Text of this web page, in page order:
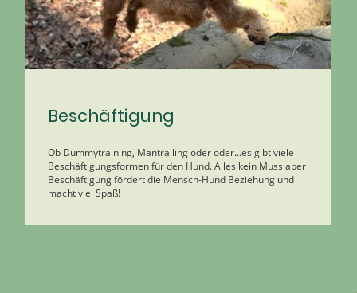
Beschäftigung
Ob Dummytraining, Mantrailing oder oder...es gibt viele
Beschäftigungsformen für den Hund. Alles kein Muss aber
Beschäftigung fördert die Mensch-Hund Beziehung und
macht viel Spaß!